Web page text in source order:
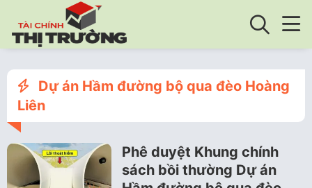
Dự án Hầm đường bộ qua đèo Hoàng
Liên
Phê duyệt Khung chính
sách bồi thường Dự án